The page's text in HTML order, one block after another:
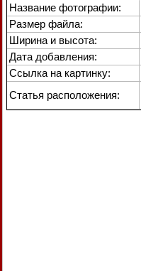
Название фотографии:
Размер файла:
Ширина и высота:
Дата добавления:
Ссылка на картинку:
Статья расположения: